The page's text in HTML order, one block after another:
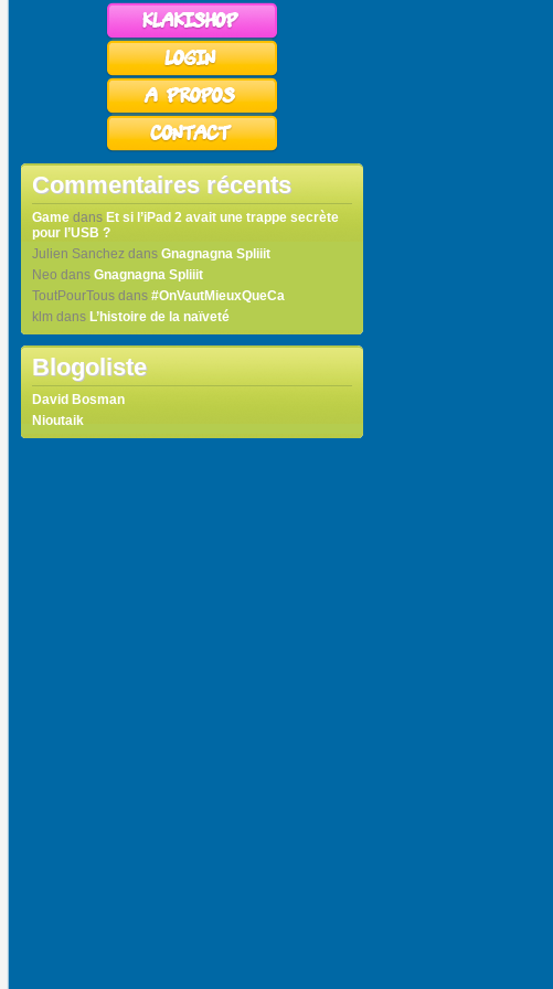
Commentaires récents
Game dans Et si l’iPad 2 avait une trappe secrète
pour l’USB ?
Julien Sanchez dans Gnagnagna Spliiit
Neo dans Gnagnagna Spliiit
ToutPourTous dans #OnVautMieuxQueCa
klm dans L’histoire de la naïveté
Blogoliste
David Bosman
Nioutaik